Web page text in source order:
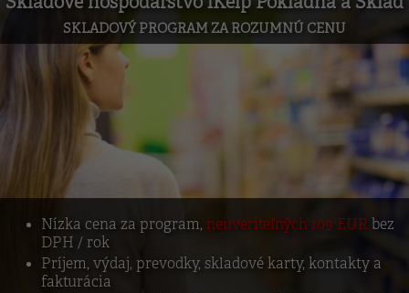
SKLADOVÝ PROGRAM ZA ROZUMNÚ CENU
Nízka cena za program, neuveriteľných 109 EUR bez
DPH / rok
Príjem, výdaj, prevodky, skladové karty, kontakty a
fakturácia